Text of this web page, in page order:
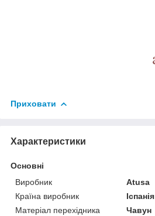
Приховати
Характеристики
Основні
Виробник
Atusa
Країна виробник
Іспанія
Матеріал перехідника
Чавун